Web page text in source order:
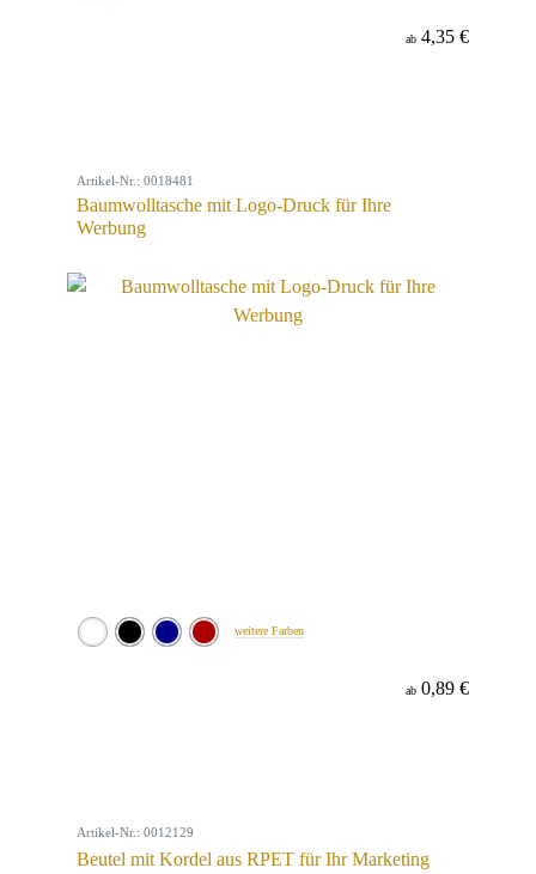
ab 4,35 €
Artikel-Nr.: 0018481
Baumwolltasche mit Logo-Druck für Ihre
Werbung
weitere Farben
ab 0,89 €
Artikel-Nr.: 0012129
Beutel mit Kordel aus RPET für Ihr Marketing